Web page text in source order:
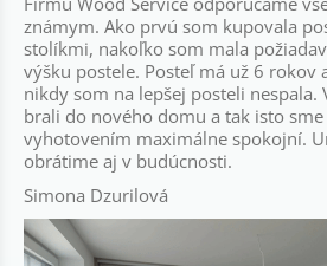
známym. Ako prvú som kupovala
stolíkmi, nakoľko som mala
výšku postele. Posteľ má už 6 rokov
nikdy som na lepšej posteli nespala.
brali do nového domu a tak isto
vyhotovením maximálne spokojní.
obrátime aj v budúcnosti.
Simona Dzurilová